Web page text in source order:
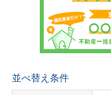
並べ替え条件